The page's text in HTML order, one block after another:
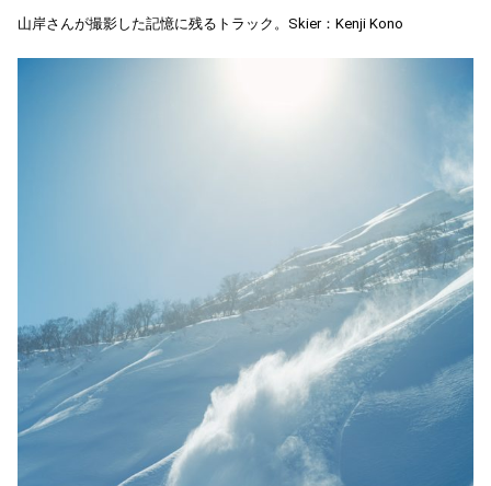
山岸さんが撮影した記憶に残るトラック。Skier：Kenji Kono